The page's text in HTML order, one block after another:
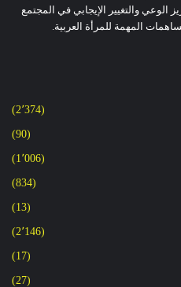
الوعي والتغيير الإيجابي في المجتمع
المهمة للمرأة العربية.
(2٬374)
(90)
(1٬006)
(834)
(13)
(2٬146)
(17)
(27)